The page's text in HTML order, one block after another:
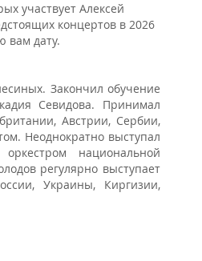
участвует Алексей
концертов в 2026
вам дату.
Закончил обучение
Севидова. Принимал
Австрии, Сербии,
Неоднократно выступал
национальной
регулярно выступает
Украины, Киргизии,